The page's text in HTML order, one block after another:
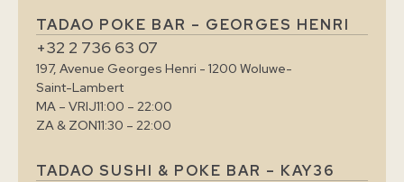
TADAO POKE BAR – GEORGES HENRI
+32 2 736 63 07
197, Avenue Georges Henri - 1200 Woluwe-
Saint-Lambert
MA – VRIJ11:00 – 22:00
ZA & ZON11:30 – 22:00
TADAO SUSHI & POKE BAR – KAY36